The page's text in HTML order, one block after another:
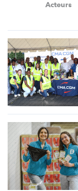
Acteurs